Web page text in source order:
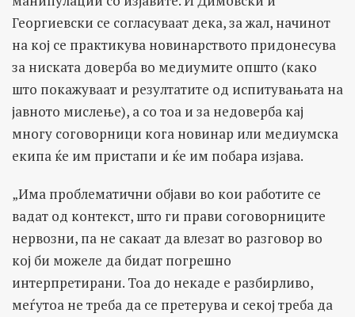
Георгиевски се согласуваат дека, за жал, начинот
на кој се практикува новинарството придонесува
за ниската доверба во медиумите општо (како
што покажуваат и резултатите од испитувањата на
јавното мислење), а со тоа и за недоверба кај
многу соговорници кога новинар или медиумска
екипа ќе им пристапи и ќе им побара изјава.
„Има проблематични објави во кои работите се
вадат од контекст, што ги прави соговорниците
нервозни, па не сакаат да влезат во разговор во
кој би можеле да бидат погрешно
интерпретирани. Тоа до некаде е разбирливо,
меѓутоа не треба да се претерува и секој треба да